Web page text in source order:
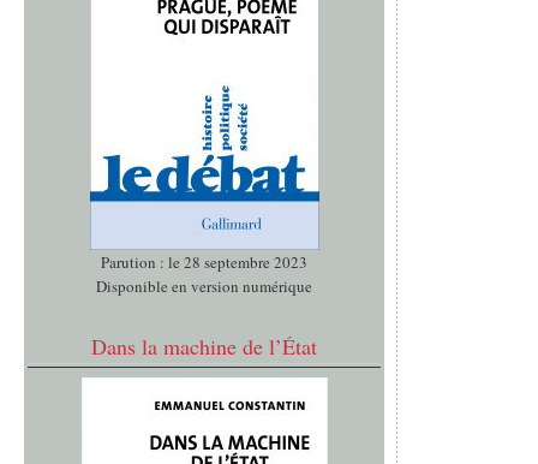
Parution : le 28 septembre 2023
Disponible en version numérique
Dans la machine de l’État